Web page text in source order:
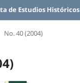
de Estudios Históricos
No. 40 (2004)